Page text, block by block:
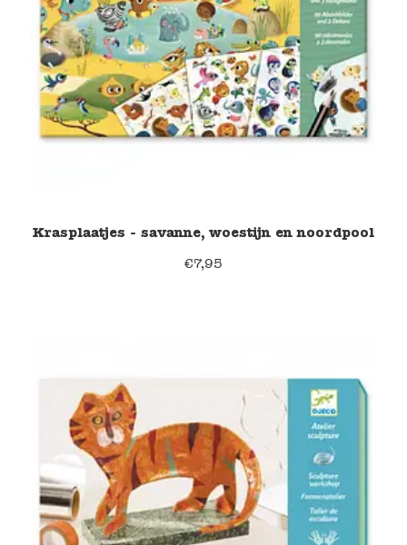
Krasplaatjes - savanne, woestijn en noordpool
€7,95